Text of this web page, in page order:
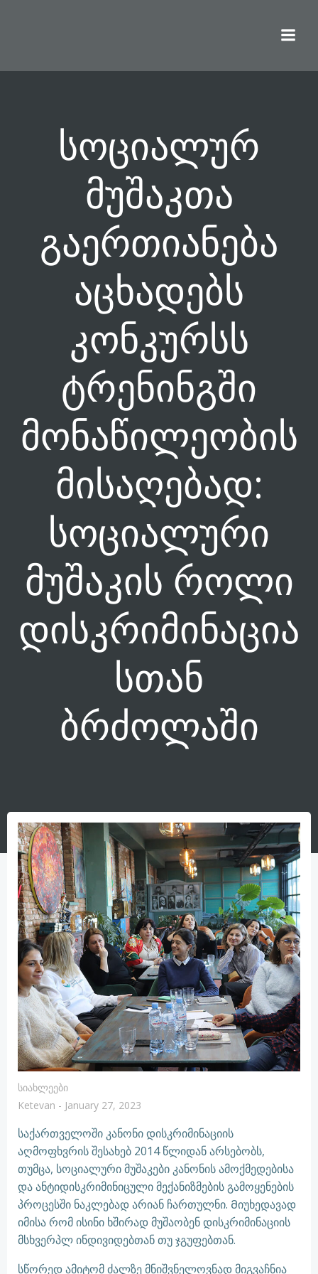
სოციალურ
მუშაკთა
გაერთიანება
აცხადებს
კონკურსს
ტრენინგში
მონაწილეობის
მისაღებად:
სოციალური
მუშაკის როლი
დისკრიმინაცია
სთან
ბრძოლაში
Სიახლეები
Ketevan - January 27, 2023
საქართველოში კანონი დისკრიმინაციის
აღმოფხვრის შესახებ 2014 წლიდან არსებობს,
თუმცა, სოციალური მუშაკები კანონის ამოქმედებისა
და ანტიდისკრიმინიცული მექანიზმების გამოყენების
პროცესში ნაკლებად არიან ჩართულნი. Მიუხედავად
იმისა რომ ისინი ხშირად მუშაობენ დისკრიმინაციის
მსხვერპლ ინდივიდებთან თუ ჯგუფებთან.
სწორედ ამიტომ ძალზე მნიშვნელოვნად მიგვაჩნია